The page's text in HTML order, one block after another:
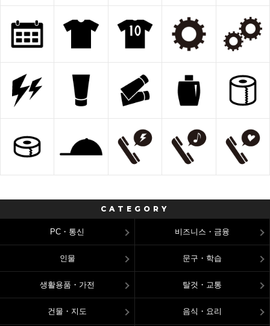
CATEGORY
PC・통신 비즈니스・금융
인물 문구・학습
생활용품・가전 탈것・교통
건물・지도 음식・요리